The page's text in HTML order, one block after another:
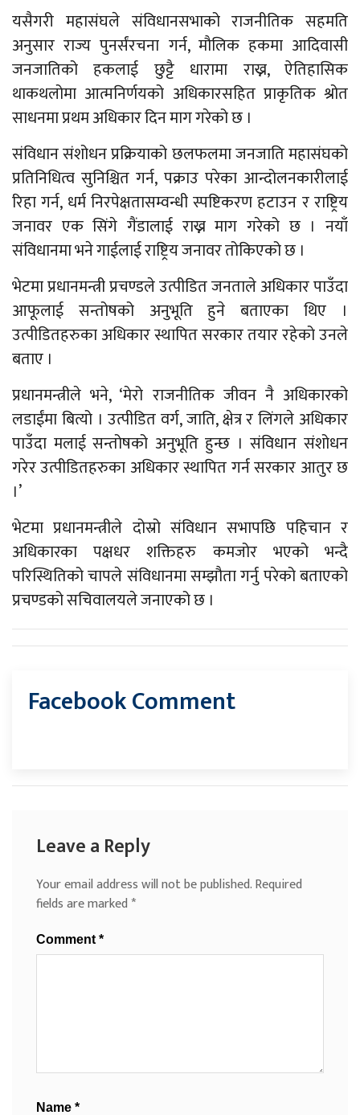
यसैगरी महासंघले संविधानसभाको राजनीतिक सहमति
अनुसार राज्य पुनर्संरचना गर्न, मौलिक हकमा आदिवासी
जनजातिको हकलाई छुट्टै धारामा राख्न, ऐतिहासिक
थाकथलोमा आत्मनिर्णयको अधिकारसहित प्राकृतिक श्रोत
साधनमा प्रथम अधिकार दिन माग गरेको छ ।
संविधान संशोधन प्रक्रियाको छलफलमा जनजाति महासंघको
प्रतिनिधित्व सुनिश्चित गर्न, पक्राउ परेका आन्दोलनकारीलाई
रिहा गर्न, धर्म निरपेक्षतासम्वन्धी स्पष्टिकरण हटाउन र राष्ट्रिय
जनावर एक सिंगे गैंडालाई राख्न माग गरेको छ । नयाँ
संविधानमा भने गाईलाई राष्ट्रिय जनावर तोकिएको छ ।
भेटमा प्रधानमन्त्री प्रचण्डले उत्पीडित जनताले अधिकार पाउँदा
आफूलाई सन्तोषको अनुभूति हुने बताएका थिए ।
उत्पीडितहरुका अधिकार स्थापित सरकार तयार रहेको उनले
बताए ।
प्रधानमन्त्रीले भने, ‘मेरो राजनीतिक जीवन नै अधिकारको
लडाईंमा बित्यो । उत्पीडित वर्ग, जाति, क्षेत्र र लिंगले अधिकार
पाउँदा मलाई सन्तोषको अनुभूति हुन्छ । संविधान संशोधन
गरेर उत्पीडितहरुका अधिकार स्थापित गर्न सरकार आतुर छ
।’
भेटमा प्रधानमन्त्रीले दोस्रो संविधान सभापछि पहिचान र
अधिकारका पक्षधर शक्तिहरु कमजोर भएको भन्दै
परिस्थितिको चापले संविधानमा सम्झौता गर्नु परेको बताएको
प्रचण्डको सचिवालयले जनाएको छ ।
Facebook Comment
Leave a Reply
Your email address will not be published.Required
fields are marked*
Comment *
Name *